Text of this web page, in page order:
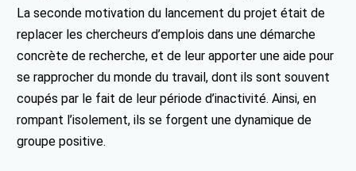
La seconde motivation du lancement du projet était de
replacer les chercheurs d’emplois dans une démarche
concrète de recherche, et de leur apporter une aide pour
se rapprocher du monde du travail, dont ils sont souvent
coupés par le fait de leur période d’inactivité. Ainsi, en
rompant l’isolement, ils se forgent une dynamique de
groupe positive.